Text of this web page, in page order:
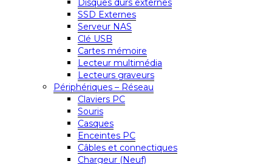
Disques durs externes
SSD Externes
Serveur NAS
Clé USB
Cartes mémoire
Lecteur multimédia
Lecteurs graveurs
Périphériques – Réseau
Claviers PC
Souris
Casques
Enceintes PC
Câbles et connectiques
Chargeur (Neuf)